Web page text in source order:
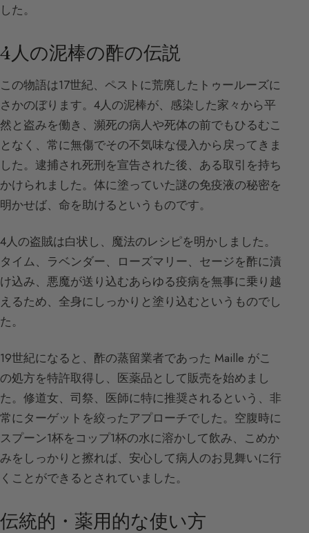
した。
4人の泥棒の酢の伝説
この物語は17世紀、ペストに荒廃したトゥールーズに
さかのぼります。4人の泥棒が、感染した家々から平
然と盗みを働き、瀕死の病人や死体の前でもひるむこ
となく、常に無傷でその不気味な侵入から戻ってきま
した。逮捕され死刑を宣告された後、ある取引を持ち
かけられました。体に塗っていた謎の免疫液の秘密を
明かせば、命を助けるというものです。
4人の盗賊は白状し、魔法のレシピを明かしました。
タイム、ラベンダー、ローズマリー、セージを酢に漬
け込み、悪魔が送り込むあらゆる疫病を無事に乗り越
えるため、全身にしっかりと塗り込むというものでし
た。
19世紀になると、酢の蒸留業者であった Maille がこ
の処方を特許取得し、医薬品として販売を始めまし
た。修道女、司祭、医師に特に推奨されるという、非
常にターゲットを絞ったアプローチでした。空腹時に
スプーン1杯をコップ1杯の水に溶かして飲み、こめか
みをしっかりと擦れば、安心して病人のお見舞いに行
くことができるとされていました。
伝統的・薬用的な使い方